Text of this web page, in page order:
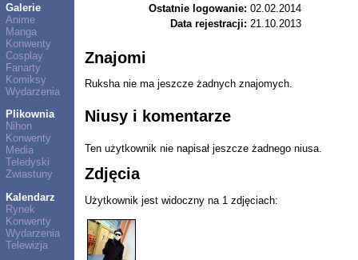
Galerie
Anime
Manga
Konwenty
Cosplay
Fanarty
Komiksy
Wydarzenia
Plikownia
Nihon
Konwenty
Media
Teledyski
Zwiastuny
Kalendarz
Rynek
Konwenty
Wydarzenia
Telewizja
Ostatnie logowanie: 02.02.2014
Data rejestracji: 21.10.2013
Znajomi
Ruksha nie ma jeszcze żadnych znajomych.
Niusy i komentarze
Ten użytkownik nie napisał jeszcze żadnego niusa.
Zdjęcia
Użytkownik jest widoczny na 1 zdjęciach: